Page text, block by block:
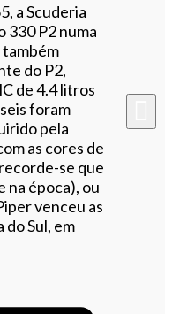
a Scuderia
330 P2 numa
também
do P2,
de 4.4 litros
foram
pela
as cores de
se que
na época), ou
venceu as
do Sul, em